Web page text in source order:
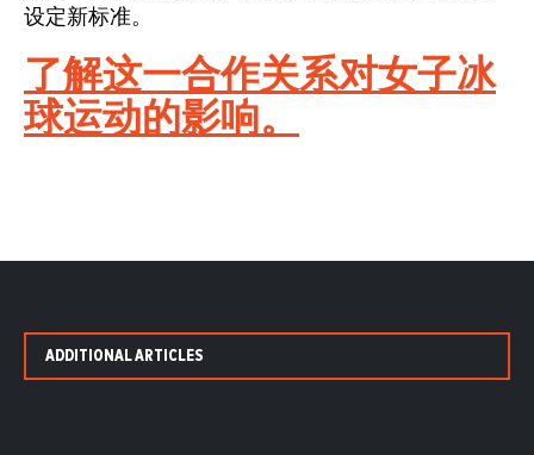
设定新标准。
了解这一合作关系对女子冰
球运动的影响。
ADDITIONAL ARTICLES